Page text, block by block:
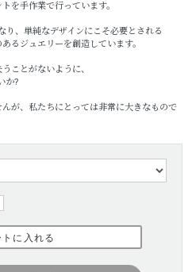
を手作業で行っています。
り、単純なデザインにこそ必要とされる
るジュエリーを創造しています。
ことがないように、
か?
が、私たちにとっては非常に大きなもので